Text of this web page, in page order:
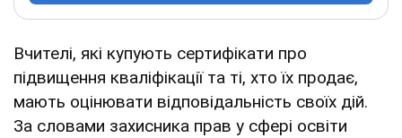
Вчителі, які купують сертифікати про
підвищення кваліфікації та ті, хто їх продає,
мають оцінювати відповідальність своїх дій.
За словами захисника прав у сфері освіти